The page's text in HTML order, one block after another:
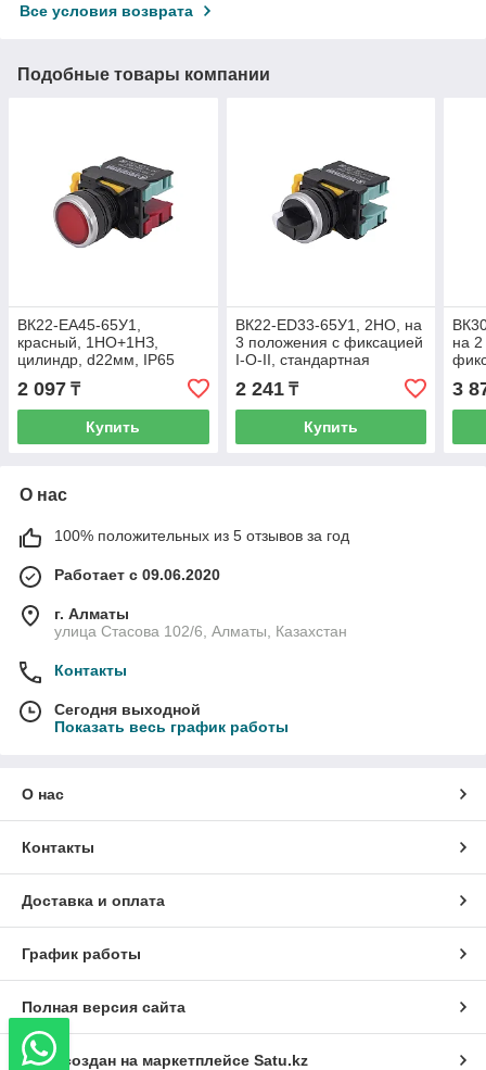
Все условия возврата
Подобные товары компании
ВК22-EA45-65У1,
красный, 1НО+1НЗ,
цилиндр, d22мм, IP65
2 097 ₸
Купить
ВК22-ED33-65У1, 2НО, на
3 положения с фиксацией
I-O-II, стандартная
рукоятка, d22мм, IP65
(ЭТ)
2 241₸
Купить
на
3
О нас
100% положительных из 5 отзывов за год
Работает с 09.06.2020
г. Алматы
улица Стасова 102/6, Алматы, Казахстан
Контакты
Сегодня выходной
Показать весь график работы
О нас
Контакты
Доставка и оплата
График работы
Полная версия сайта
Сайт создан на маркетплейсе Satu.kz